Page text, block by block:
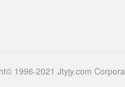
1996-2021 Jtyjy.com